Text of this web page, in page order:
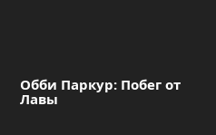
Обби Паркур: Побег от
Лавы